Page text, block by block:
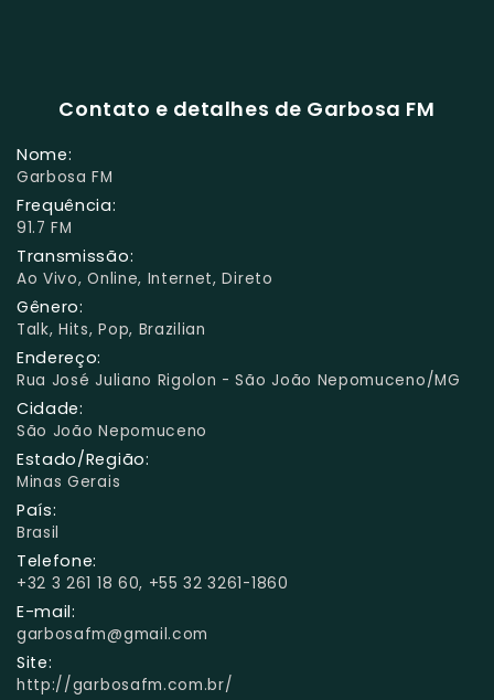
Contato e detalhes de Garbosa FM
Nome:
Garbosa FM
Frequência:
91.7 FM
Transmissão:
Ao Vivo, Online, Internet, Direto
Gênero:
Talk, Hits, Pop, Brazilian
Endereço:
Rua José Juliano Rigolon - São João Nepomuceno/MG
Cidade:
São João Nepomuceno
Estado/Região:
Minas Gerais
País:
Brasil
Telefone:
+32 3 261 18 60, +55 32 3261-1860
E-mail:
garbosafm@gmail.com
Site:
http://garbosafm.com.br/